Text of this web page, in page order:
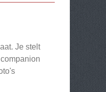
Je stelt